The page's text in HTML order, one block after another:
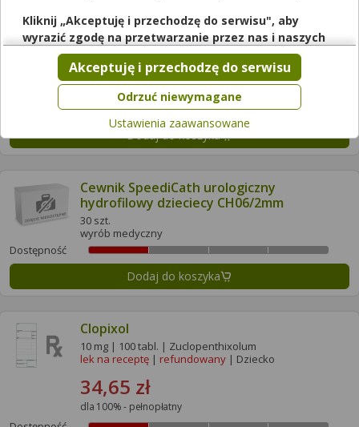
250 mcg/ml | 1 zest. | Cetrorelixum
lek na receptę|refundowany
104,52 zł
dla 100% - pełnopłatny
Dostępność
Dodaj do koszyka
Cewnik SpeediCath urologiczny
hydrofilowy dzieciecy CH06/2mm
30 szt.
wyrób medyczny
Dostępność
Dodaj do koszyka
Clopixol
10 mg | 100 tabl. | Zuclopenthixolum
lek na receptę | refundowany | Dziecko
34,65 zł
dla 100% - pełnopłatny
Kliknij „Akceptuję i przechodzę do serwisu", aby
wyrazić zgodę na przetwarzanie przez nas i naszych
partnerów Twoich danych w powyższych celach.
Pamiętaj, że wyrażenie zgody jest dobrowolne, a wyrażoną
zgodę możesz w każdej chwili cofnąć, możesz też wycofać
zgodę na przetwarzanie Twoich danych tylko w niektórych
celach. Jeżeli chcesz dowiedzieć się więcej lub chcesz
przeprowadzić konfigurację szczegółową, to możesz tego
Więcej informacji na temat wykorzystywania narzędzi
zewnętrznych w naszym serwisie znajdziesz wRegulaminie
Serwisu.
Odrzuć niewymagane
Akceptuję i przechodzę do serwisu
Ustawienia zaawansowane